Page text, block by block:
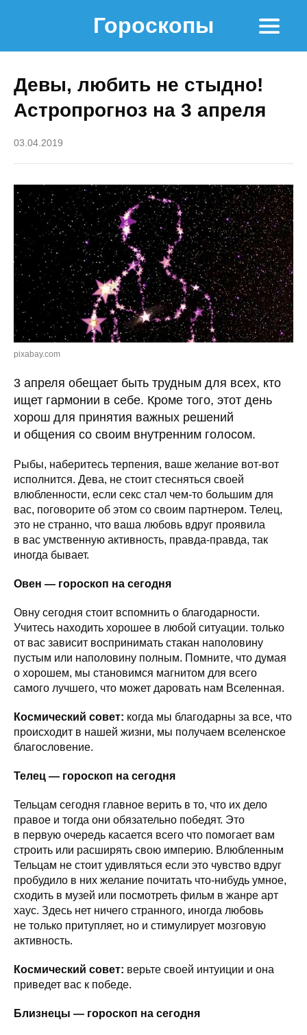
Гороскопы
Девы, любить не стыдно!
Астропрогноз на 3 апреля
03.04.2019
pixabay.com
3 апреля обещает быть трудным для всех, кто
ищет гармонии в себе. Кроме того, этот день
хорош для принятия важных решений
и общения со своим внутренним голосом.
Рыбы, наберитесь терпения, ваше желание вот-вот
исполнится. Дева, не стоит стесняться своей
влюбленности, если секс стал чем-то большим для
вас, поговорите об этом со своим партнером. Телец,
это не странно, что ваша любовь вдруг проявила
в вас умственную активность, правда-правда, так
иногда бывает.
Овен — гороскоп на сегодня
Овну сегодня стоит вспомнить о благодарности.
Учитесь находить хорошее в любой ситуации. только
от вас зависит воспринимать стакан наполовину
пустым или наполовину полным. Помните, что думая
о хорошем, мы становимся магнитом для всего
самого лучшего, что может даровать нам Вселенная.
Космический совет: когда мы благодарны за все, что
происходит в нашей жизни, мы получаем вселенское
благословение.
Телец — гороскоп на сегодня
Тельцам сегодня главное верить в то, что их дело
правое и тогда они обязательно победят. Это
в первую очередь касается всего что помогает вам
строить или расширять свою империю. Влюбленным
Тельцам не стоит удивляться если это чувство вдруг
пробудило в них желание почитать что-нибудь умное,
сходить в музей или посмотреть фильм в жанре арт
хаус. Здесь нет ничего странного, иногда любовь
не только притупляет, но и стимулирует мозговую
активность.
Космический совет: верьте своей интуиции и она
приведет вас к победе.
Близнецы — гороскоп на сегодня